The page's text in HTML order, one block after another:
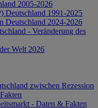
2005-2026
Deutschland 1991-2025
Deutschland 2024-2026
- Veränderung des
Welt 2026
zwischen Rezession
- Daten & Fakten